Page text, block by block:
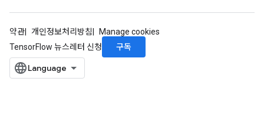
약관 개인정보처리방침
Manage cookies
TensorFlow 뉴스레터 신청
구독